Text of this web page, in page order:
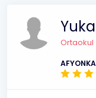
Ortaokul